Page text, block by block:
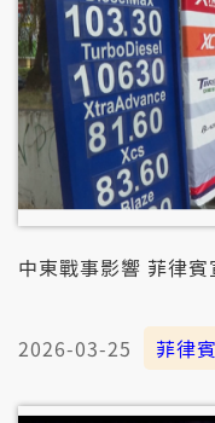
中東戰事影響 菲律
2026-03-25 菲律賓